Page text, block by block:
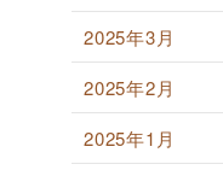
2025年3月
2025年2月
2025年1月